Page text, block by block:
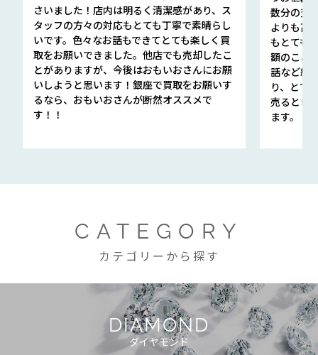
さいました！店内は明るく清潔感があり、ス
タッフの方々の対応もとても丁寧で素晴らし
いです。色々なお話もできてとても楽しく買
取をお願いできました。他店でも売却したこ
とがありますが、今後はおもいおさんにお願
いしようと思います！銀座で買取をお願いす
るなら、おもいおさんが断然オススメで
す！！
数分の査
よりも高
もとても
額のこと
話など細
り、とて
売るとき
ます。
CATEGORY
カテゴリーから探す
DIAMOND
ダイヤモンド